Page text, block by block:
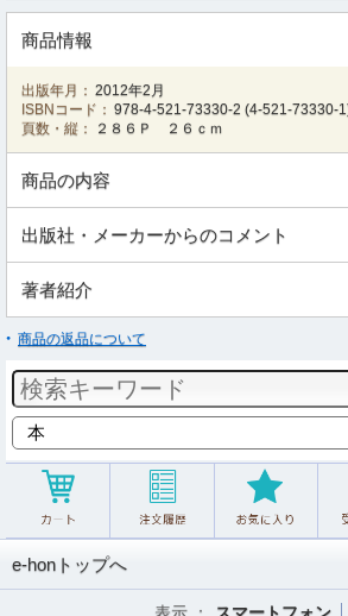
商品情報
出版年月： 2012年2月
ISBNコード： 978-4-521-73330-2 (4-521-73330-1
頁数・縦：
２８６Ｐ ２６ｃｍ
商品の内容
出版社・メーカーからのコメント
著者紹介
商品の返品について
e-honトップへ